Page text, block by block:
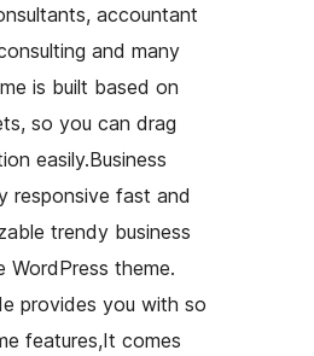
accountant
and many
is built based on
so you can drag
easily.Business
responsive fast and
trendy business
WordPress theme.
provides you with so
features,It comes